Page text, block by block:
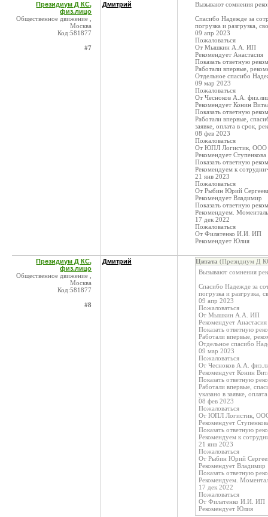
Президиум Д КС,
физ.лицо
Общественное движение ,
Москва
Код:581877
#7
Дмитрий
Вызывают сомнения
Спасибо Надежде за
погрузка и разгрузка,
09 апр 2023
Пожаловаться
От Мышкин А.А. ИП
Рекомендует Анастасия
Показать ответную
Работали впервые,
Отдельное спасибо
09 мар 2023
Пожаловаться
От Чесноков А.А.
Рекомендует Конин
Показать ответную
Работали впервые,
заявке, оплата в срок,
08 фев 2023
Пожаловаться
От ЮПЛ Логистик, ООО
Рекомендует Ступенкова
Показать ответную
Рекомендуем к
21 янв 2023
Пожаловаться
От Рыбин Юрий
Рекомендует Владимир
Показать ответную
Рекомендуем.
17 дек 2022
Пожаловаться
От Филатенко И.И. ИП
Рекомендует Юлия
Президиум Д КС,
физ.лицо
Общественное движение ,
Москва
Код:581877
#8
Дмитрий Цитата (Президиум Д
Вызывают сомнения
Спасибо Надежде за
погрузка и разгрузка,
09 апр 2023
Пожаловаться
От Мышкин А.А. ИП
Рекомендует Анастасия
Показать ответную
Работали впервые,
Отдельное спасибо
09 мар 2023
Пожаловаться
От Чесноков А.А.
Рекомендует Конин
Показать ответную
Работали впервые,
указано в заявке,
08 фев 2023
Пожаловаться
От ЮПЛ Логистик,
Рекомендует
Показать ответную
Рекомендуем к
21 янв 2023
Пожаловаться
От Рыбин Юрий
Рекомендует Владимир
Показать ответную
Рекомендуем.
17 дек 2022
Пожаловаться
От Филатенко И.И. ИП
Рекомендует Юлия